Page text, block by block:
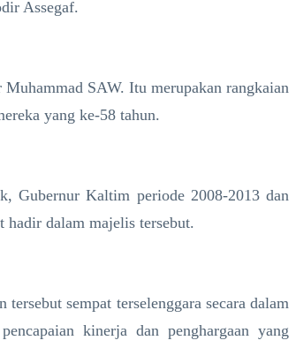
Assegaf.
SAW. Itu merupakan rangkaian
yang ke-58 tahun.
Gubernur Kaltim periode 2008-2013 dan
hadir dalam majelis tersebut.
sempat terselenggara secara dalam
kinerja dan penghargaan yang